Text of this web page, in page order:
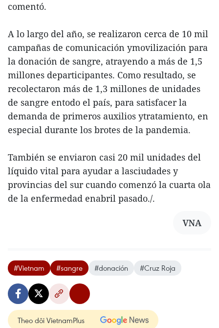
comentó.
A lo largo del año, se realizaron cerca de 10 mil
campañas de comunicación ymovilización para
la donación de sangre, atrayendo a más de 1,5
millones departicipantes. Como resultado, se
recolectaron más de 1,3 millones de unidades
de sangre entodo el país, para satisfacer la
demanda de primeros auxilios ytratamiento, en
especial durante los brotes de la pandemia.
También se enviaron casi 20 mil unidades del
líquido vital para ayudar a lasciudades y
provincias del sur cuando comenzó la cuarta ola
de la enfermedad enabril pasado./.
VNA
#Vietnam #sangre #donación #Cruz Roja
Theo dõi VietnamPlus